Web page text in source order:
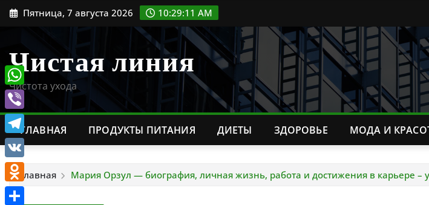
ПерейтиПятница, 7 августа 2026 10:29:12 AM
Чистая линия
Чистота ухода
ГЛАВНАЯ ПРОДУКТЫ ПИТАНИЯ ДИЕТЫ ЗДОРОВЬЕ МОДА И
Главная Мария Орзул — биография, личная жизнь, работа и достижения в карьере
WhatsApp
Viber
Telegram
VK
Odnoklassniki